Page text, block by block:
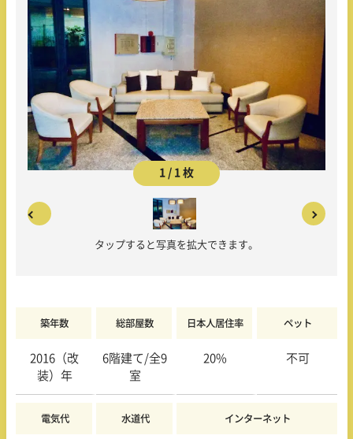
1 / 1 枚
タップすると写真を拡大できます。
築年数 総部屋数 日本人居住率 ペット
2016（改
装）年
6階建て/全9
室
20% 不可
電気代 水道代 インターネット